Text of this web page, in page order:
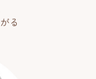
る